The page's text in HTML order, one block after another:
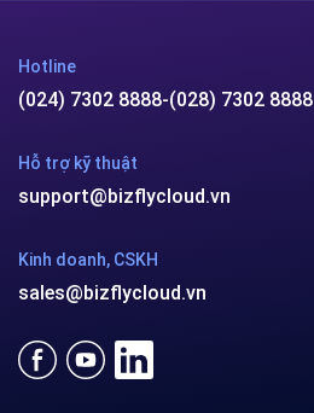
Hotline
(024) 7302 8888-(028) 7302 8888
Hỗ trợ kỹ thuật
support@bizflycloud.vn
Kinh doanh, CSKH
sales@bizflycloud.vn